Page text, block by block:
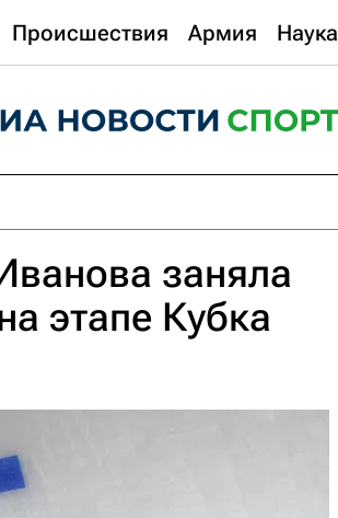
Происшествия Армия Наука
заняла
этапе Кубка